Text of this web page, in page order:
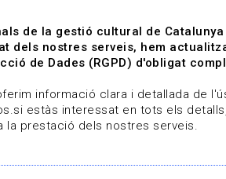
Línies de treball Projectes
de la gestió cultural de
dels nostres serveis, hem
de Dades (RGPD) d'obligat
informació clara i detallada de
estàs interessat en tots els
la prestació dels nostres serveis.